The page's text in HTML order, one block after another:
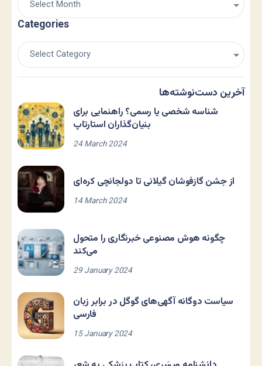
Categories
آخرین دست‌نوشته‌ها
شناسه شخصی یا رسمی؟ راهنمایی برای
بنیان‌گذاران استارتاپ
24 March 2024
از جشن گازفوشان گیلانی تا دولجانچی کره‌ای
14 March 2024
چگونه هوش مصنوعی خبرنگاری را متحول
می‌کند
29 January 2024
سیاست دوگانه آگهی‌های گوگل در برابر زبان
فارسی
15 January 2024